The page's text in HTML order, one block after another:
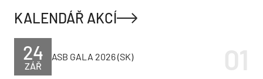
KALENDÁŘ AKCÍ
ZÁŘ
24 ASB GALA 2026 (SK)